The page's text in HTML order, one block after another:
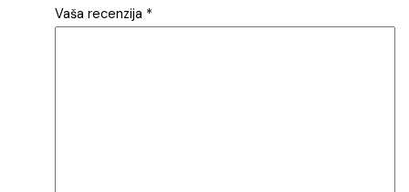
Vaša recenzija *